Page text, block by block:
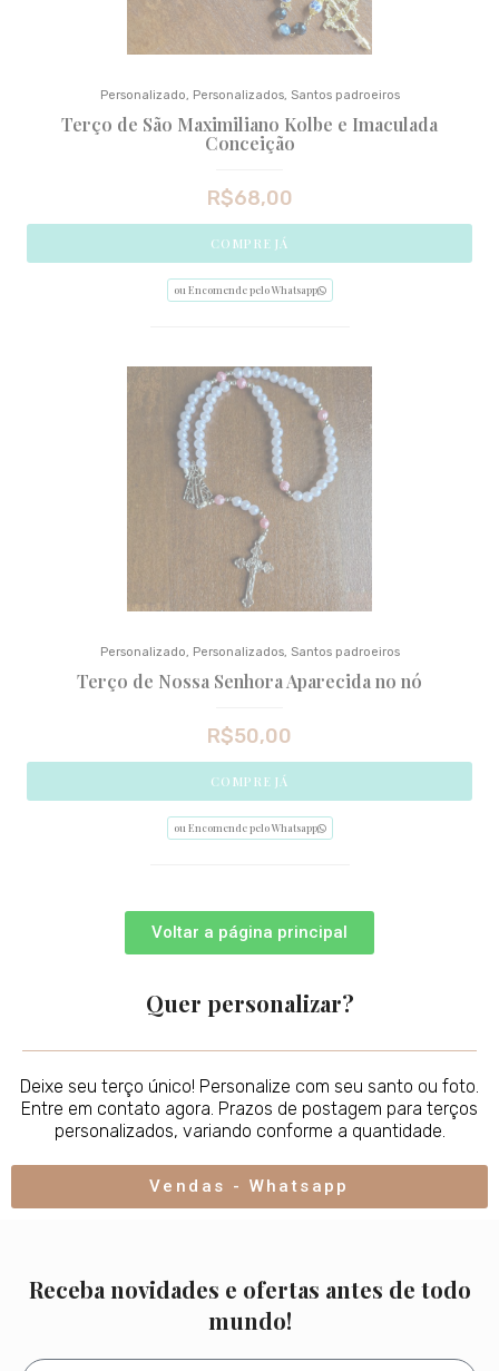
Personalizado, Personalizados, Santos padroeiros
Terço de São Maximiliano Kolbe e Imaculada
Conceição
R$68,00
COMPRE JÁ
ou Encomende pelo Whatsapp
Personalizado, Personalizados, Santos padroeiros
Terço de Nossa Senhora Aparecida no nó
R$50,00
COMPRE JÁ
ou Encomende pelo Whatsapp
Personalizado ,Personalizados, Santos padroeiros
COMPRE JÁ